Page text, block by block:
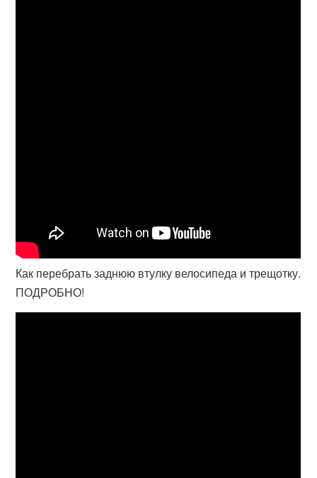
Как перебрать заднюю втулку велосипеда и трещотку.
ПОДРОБНО!